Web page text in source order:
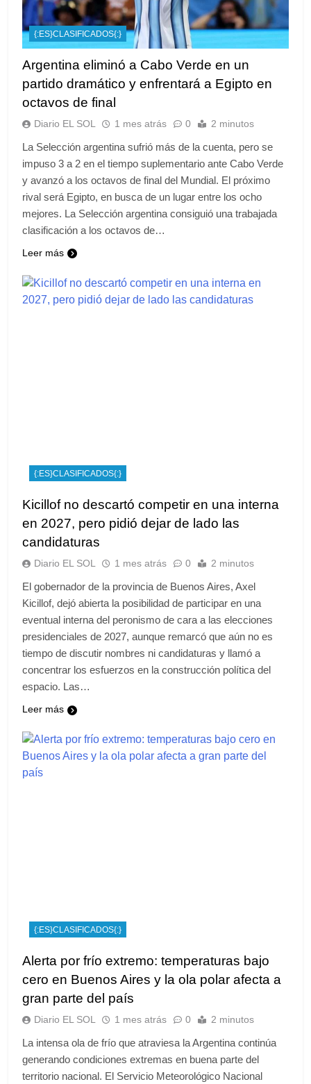
{:ES}CLASIFICADOS{:}
Argentina eliminó a Cabo Verde en un
partido dramático y enfrentará a Egipto en
octavos de final
Diario EL SOL 1 mes atrás 0 2 minutos
La Selección argentina sufrió más de la cuenta, pero se
impuso 3 a 2 en el tiempo suplementario ante Cabo Verde
y avanzó a los octavos de final del Mundial. El próximo
rival será Egipto, en busca de un lugar entre los ocho
mejores. La Selección argentina consiguió una trabajada
clasificación a los octavos de…
Leer más
{:ES}CLASIFICADOS{:}
Kicillof no descartó competir en una interna
en 2027, pero pidió dejar de lado las
candidaturas
Diario EL SOL 1 mes atrás 0 2 minutos
El gobernador de la provincia de Buenos Aires, Axel
Kicillof, dejó abierta la posibilidad de participar en una
eventual interna del peronismo de cara a las elecciones
presidenciales de 2027, aunque remarcó que aún no es
tiempo de discutir nombres ni candidaturas y llamó a
concentrar los esfuerzos en la construcción política del
espacio. Las…
Leer más
{:ES}CLASIFICADOS{:}
Alerta por frío extremo: temperaturas bajo
cero en Buenos Aires y la ola polar afecta a
gran parte del país
Diario EL SOL 1 mes atrás 0 2 minutos
La intensa ola de frío que atraviesa la Argentina continúa
generando condiciones extremas en buena parte del
territorio nacional. El Servicio Meteorológico Nacional